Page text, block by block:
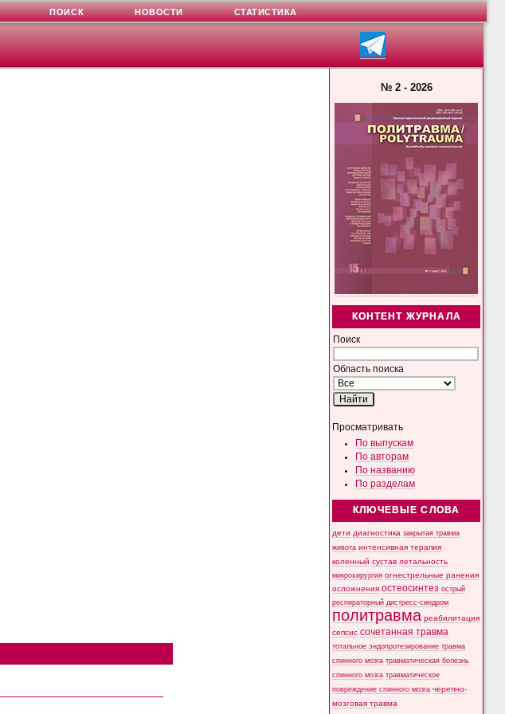
№ 2 - 2026
КОНТЕНТ ЖУРНАЛА
Поиск
Область поиска
Просматривать
По выпускам
По авторам
По названию
По разделам
КЛЮЧЕВЫЕ СЛОВА
дети диагностика закрытая травма
живота интенсивная терапия
коленный сустав летальность
микрохирургия огнестрельные ранения
осложнения остеосинтез острый
респираторный дистресс-синдром
политравма реабилитация
сепсис сочетанная травма
тотальное эндопротезирование травма
спинного мозга травматическая болезнь
спинного мозга травматическое
повреждение спинного мозга черепно-
мозговая травма
ПОИСК НОВОСТИ СТАТИСТИКА